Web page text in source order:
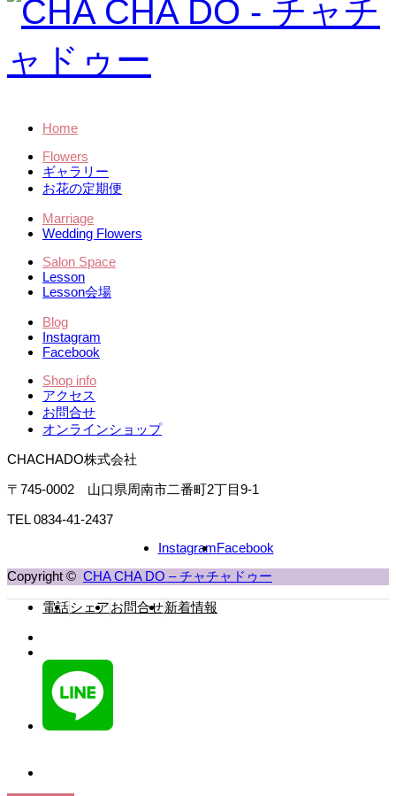
Home
Flowers
ギャラリー
お花の定期便
Marriage
Wedding Flowers
Salon Space
Lesson
Lesson会場
Blog
Instagram
Facebook
Shop info
アクセス
お問合せ
オンラインショップ
CHACHADO株式会社
〒745-0002 山口県周南市二番町2丁目9-1
TEL 0834-41-2437
Facebook
Instagram
Copyright © CHA CHA DO – チャチャドゥー
電話シェアお問合せ新着情報